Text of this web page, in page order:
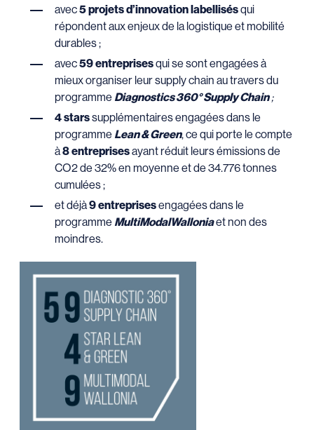
avec5 projets d’innovation labellisésqui
répondent aux enjeux de la logistique et mobilité
durables ;
avec59 entreprisesqui se sont engagées à
mieux organiser leur supply chain au travers du
programme Diagnostics 360° Supply Chain;
4 starssupplémentaires engagées dans le
programme Lean & Green, ce qui porte le compte
à8 entreprisesayant réduit leurs émissions de
CO2 de 32% en moyenne et de 34.776 tonnes
cumulées ;
et déjà9 entreprisesengagées dans le
programme MultiModalWalloniaet non des
moindres.